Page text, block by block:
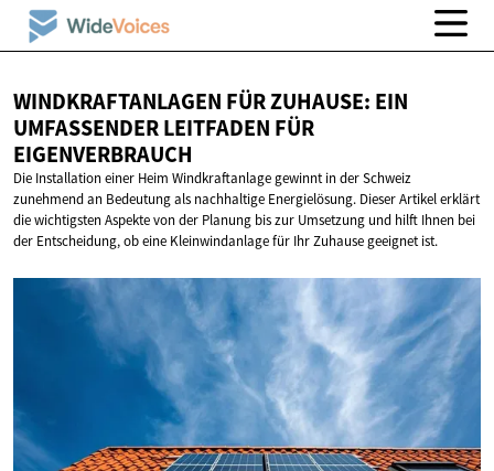
WINDKRAFTANLAGEN FÜR ZUHAUSE: EIN
UMFASSENDER LEITFADEN FÜR
EIGENVERBRAUCH
Die Installation einer Heim Windkraftanlage gewinnt in der Schweiz
zunehmend an Bedeutung als nachhaltige Energielösung. Dieser Artikel erklärt
die wichtigsten Aspekte von der Planung bis zur Umsetzung und hilft Ihnen bei
der Entscheidung, ob eine Kleinwindanlage für Ihr Zuhause geeignet ist.